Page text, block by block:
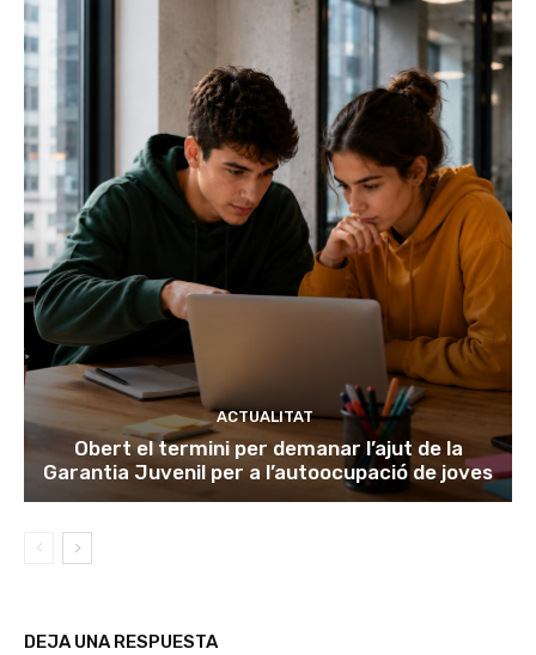
ACTUALITAT
Obert el termini per demanar l’ajut de la
Garantia Juvenil per a l’autoocupació de joves
DEJA UNA RESPUESTA